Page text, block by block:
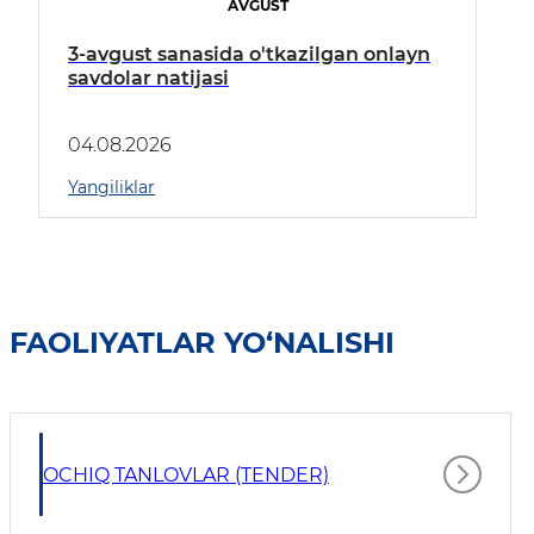
AVGUST
3-avgust sanasida o'tkazilgan onlayn
savdolar natijasi
04.08.2026
Yangiliklar
FAOLIYATLAR YO‘NALISHI
OCHIQ TANLOVLAR (TENDER)